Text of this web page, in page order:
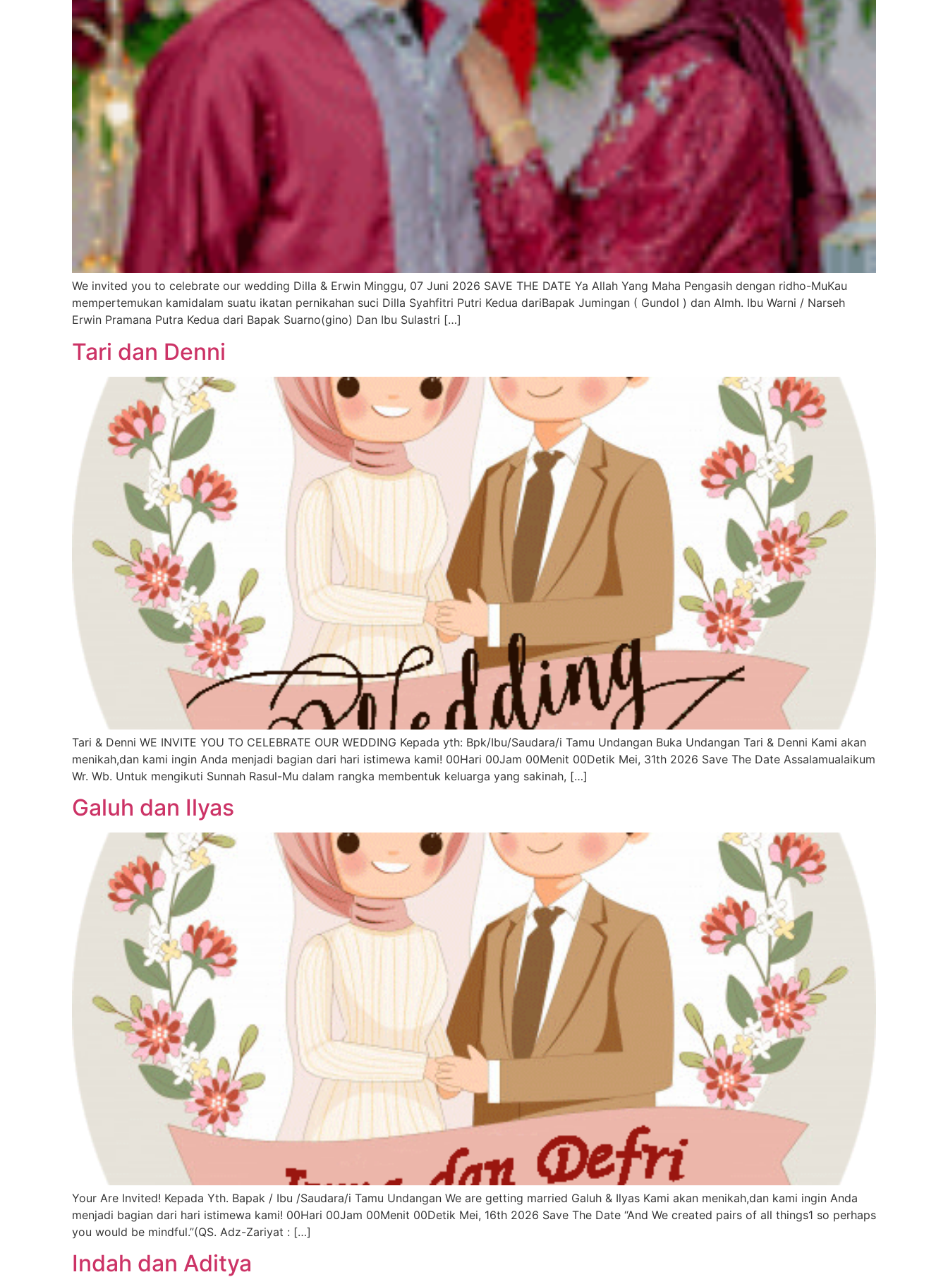
We invited you to celebrate our wedding Dilla & Erwin Minggu, 07 Juni 2026 SAVE THE DATE Ya Allah Yang Maha Pengasih dengan ridho-MuKau
mempertemukan kamidalam suatu ikatan pernikahan suci Dilla Syahfitri Putri Kedua dariBapak Jumingan ( Gundol ) dan Almh. Ibu Warni / Narseh
Erwin Pramana Putra Kedua dari Bapak Suarno(gino) Dan Ibu Sulastri […]
Tari dan Denni
Tari & Denni WE INVITE YOU TO CELEBRATE OUR WEDDING Kepada yth: Bpk/Ibu/Saudara/i Tamu Undangan Buka Undangan Tari & Denni Kami akan
menikah,dan kami ingin Anda menjadi bagian dari hari istimewa kami! 00Hari 00Jam 00Menit 00Detik Mei, 31th 2026 Save The Date Assalamualaikum
Wr. Wb. Untuk mengikuti Sunnah Rasul-Mu dalam rangka membentuk keluarga yang sakinah, […]
Galuh dan Ilyas
Your Are Invited! Kepada Yth. Bapak / Ibu /Saudara/i Tamu Undangan We are getting married Galuh & Ilyas Kami akan menikah,dan kami ingin Anda
menjadi bagian dari hari istimewa kami! 00Hari 00Jam 00Menit 00Detik Mei, 16th 2026 Save The Date “And We created pairs of all things1 so perhaps
you would be mindful.”(QS. Adz-Zariyat : […]
Indah dan Aditya